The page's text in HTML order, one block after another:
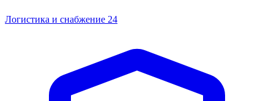
Логистика и снабжение 24